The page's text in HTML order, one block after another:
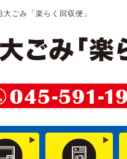
大ごみ「楽らく回収便」